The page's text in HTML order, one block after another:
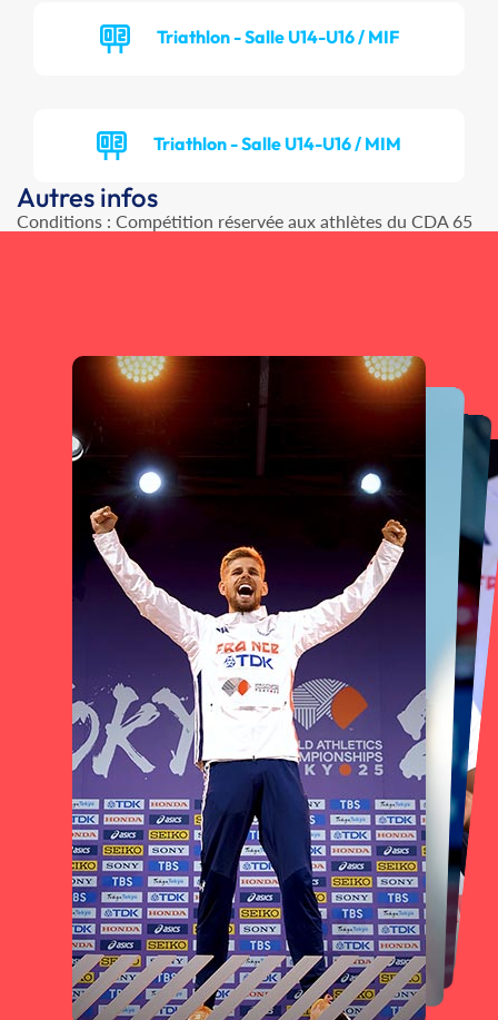
Triathlon - Salle U14-U16 / MIF
Triathlon - Salle U14-U16 / MIM
Autres infos
Conditions : Compétition réservée aux athlètes du CDA 65